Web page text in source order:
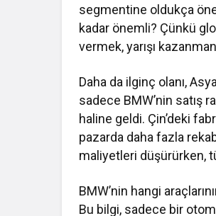
segmentine oldukça
kadar önemli? Çünkü
vermek, yarışı
Daha da ilginç olanı,
sadece BMW’nin satış
haline geldi. Çin’deki
pazarda daha fazla
maliyetleri düşürürken,
BMW’nin hangi
Bu bilgi, sadece bir